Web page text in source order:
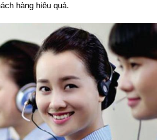
hàng hiệu quả.